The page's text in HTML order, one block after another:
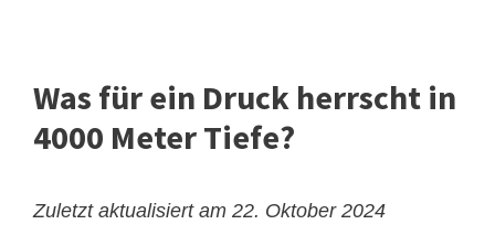
Was für ein Druck herrscht in
4000 Meter Tiefe?
Zuletzt aktualisiert am 22. Oktober 2024